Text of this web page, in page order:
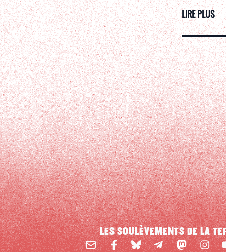
LIRE PLUS
Email FacebookBlueSky Mastodon
LES SOULÈVEMENTS DE LA